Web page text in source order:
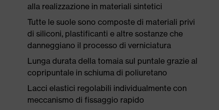
alla realizzazione in materiali sintetici
Tutte le suole sono composte di materiali privi
di siliconi, plastificanti e altre sostanze che
danneggiano il processo di verniciatura
Lunga durata della tomaia sul puntale grazie al
copripuntale in schiuma di poliuretano
Lacci elastici regolabili individualmente con
meccanismo di fissaggio rapido